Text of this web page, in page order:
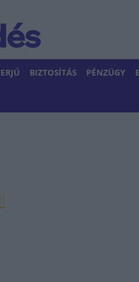
BIZTOSÍTÁS PÉNZÜGY